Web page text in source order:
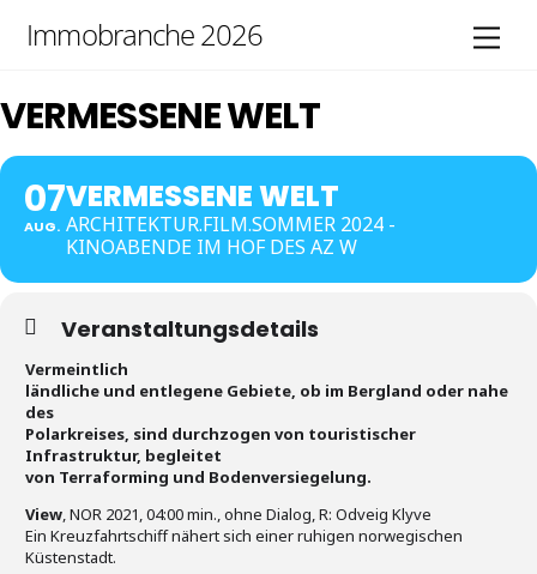
Immobranche 2026
VERMESSENE WELT
07
AUG.
VERMESSENE WELT
ARCHITEKTUR.FILM.SOMMER 2024 -
KINOABENDE IM HOF DES AZ W
Veranstaltungsdetails
Vermeintlich
ländliche und entlegene Gebiete, ob im Bergland oder nahe
des
Polarkreises, sind durchzogen von touristischer
Infrastruktur, begleitet
von Terraforming und Bodenversiegelung.
View, NOR 2021, 04:00 min., ohne Dialog, R: Odveig Klyve
Ein Kreuzfahrtschiff nähert sich einer ruhigen norwegischen
Küstenstadt.